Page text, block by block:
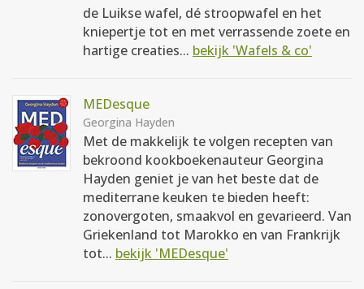
de Luikse wafel, dé stroopwafel en het
kniepertje tot en met verrassende zoete en
hartige creaties... bekijk 'Wafels & co'
MEDesque
Georgina Hayden
Met de makkelijk te volgen recepten van
bekroond kookboekenauteur Georgina
Hayden geniet je van het beste dat de
mediterrane keuken te bieden heeft:
zonovergoten, smaakvol en gevarieerd. Van
Griekenland tot Marokko en van Frankrijk
tot... bekijk 'MEDesque'